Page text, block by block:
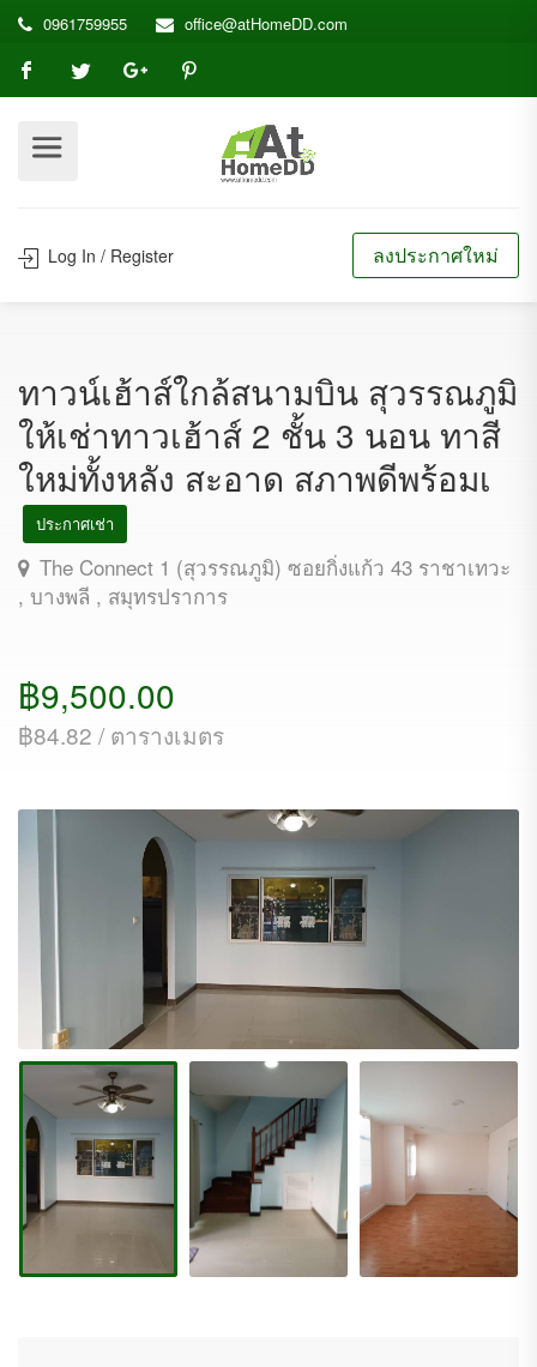
0961759955 office@atHomeDD.com
Log In / Register ลงประกาศใหม่
ทาวน์เฮ้าส์ใกล้สนามบิน สุวรรณภูมิ
ให้เช่าทาวเฮ้าส์ 2 ชั้น 3 นอน ทาสี
ใหม่ทั้งหลัง สะอาด สภาพดีพร้อมเ
ประกาศเช่า
The Connect 1 (สุวรรณภูมิ) ซอยกิ่งแก้ว 43 ราชาเทวะ
, บางพลี , สมุทรปราการ
฿9,500.00
฿84.82 / ตารางเมตร